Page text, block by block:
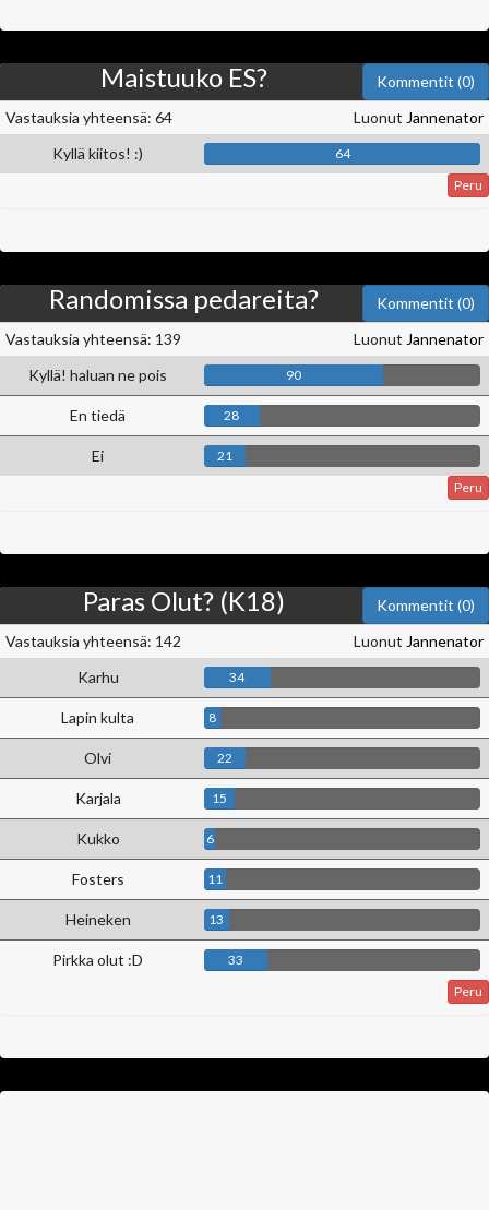
Kommentit (0)
Maistuuko ES?
Luonut Jannenator
Vastauksia yhteensä: 64
Kyllä kiitos! :)
64
Peru
Kommentit (0)
Randomissa pedareita?
Luonut Jannenator
Vastauksia yhteensä: 139
Kyllä! haluan ne pois
90
En tiedä 28
Ei
21
Peru
Kommentit (0)
Paras Olut? (K18)
Luonut Jannenator
Vastauksia yhteensä: 142
Karhu
34
Lapin kulta 8
Olvi 22
Karjala 15
Kukko 6
Fosters 11
Heineken 13
Pirkka olut :D
33
Peru